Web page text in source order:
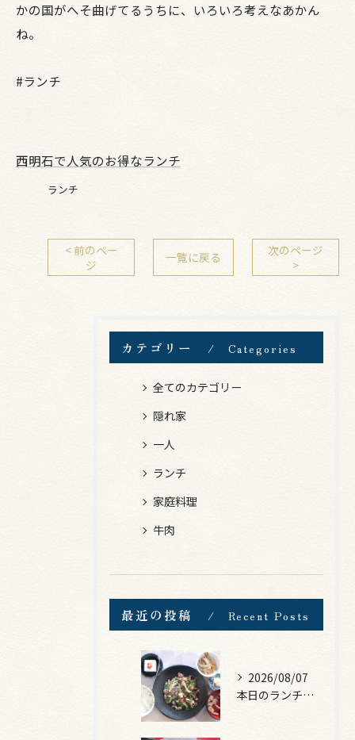
かの国がへそ曲げてるうちに、いろいろ考えなあかん
ね。
#ランチ
西明石で人気のお得なランチ
ランチ
< 前のペー
ジ
一覧に戻る
次のページ
>
カテゴリー Categories
全てのカテゴリー
隠れ家
一人
ランチ
家庭料理
牛肉
最近の投稿 Recent Posts
2026/08/07
本日のランチは、黒毛和牛のチャプチェ！